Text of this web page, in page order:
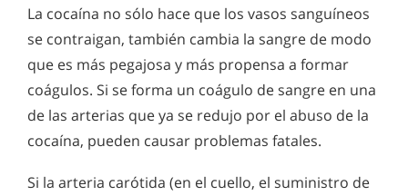
La cocaína no sólo hace que los vasos sanguíneos
se contraigan, también cambia la sangre de modo
que es más pegajosa y más propensa a formar
coágulos. Si se forma un coágulo de sangre en una
de las arterias que ya se redujo por el abuso de la
cocaína, pueden causar problemas fatales.
Si la arteria carótida (en el cuello, el suministro de